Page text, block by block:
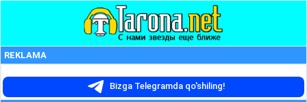
REKLAMA
Bizga Telegramda qo'shiling!